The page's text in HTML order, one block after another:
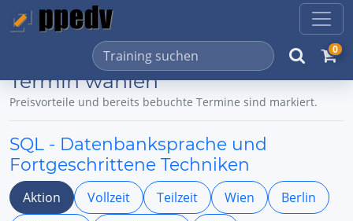
0
Termin wählen
Preisvorteile und bereits bebuchte Termine sind markiert.
SQL - Datenbanksprache und
Fortgeschrittene Techniken
Aktion Vollzeit Teilzeit Wien
Berlin